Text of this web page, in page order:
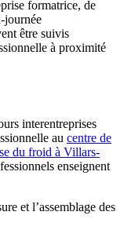
formatrice, de
journée
être suivis
à proximité
interentreprises
au centre de
du froid à Villars-
enseignent
et l’assemblage des